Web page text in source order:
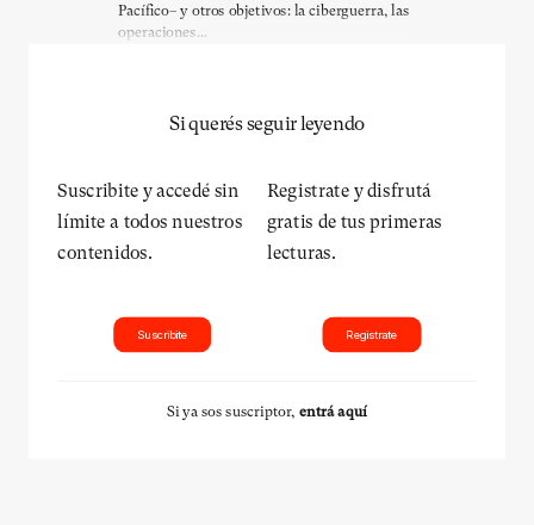
Pacífico– y otros objetivos: la ciberguerra, las
operaciones...
Si querés seguir leyendo
Suscribite y accedé sin
límite a todos nuestros
contenidos.
Suscribite
Registrate y disfrutá
gratis de tus primeras
lecturas.
Registrate
Si ya sos suscriptor, entrá aquí